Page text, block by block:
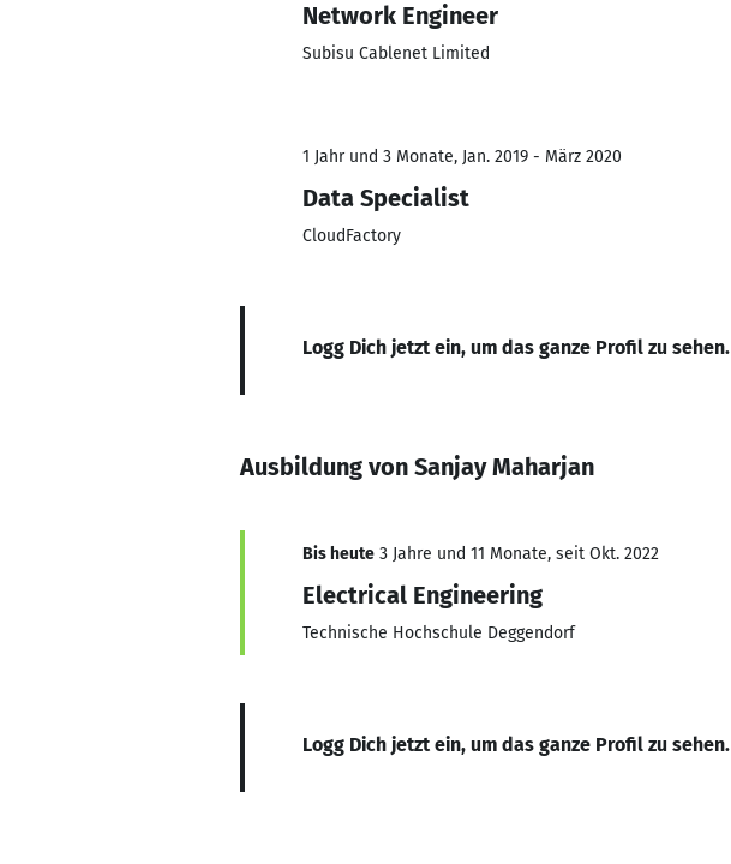
Network Engineer
Subisu Cablenet Limited
1 Jahr und 3 Monate, Jan. 2019 - März 2020
Data Specialist
CloudFactory
Logg Dich jetzt ein, um das ganze Profil zu sehen.
Ausbildung von Sanjay Maharjan
Bis heute 3 Jahre und 11 Monate, seit Okt. 2022
Electrical Engineering
Technische Hochschule Deggendorf
Logg Dich jetzt ein, um das ganze Profil zu sehen.